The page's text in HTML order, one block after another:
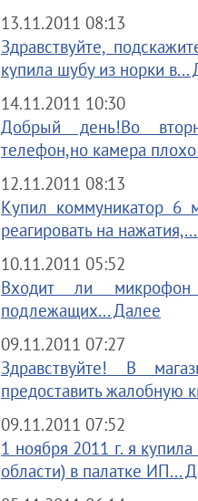
13.11.2011 08:13
Здравствуйте,
купила шубу из норки в...
14.11.2011 10:30
Добрый день!Во
телефон,но камера
12.11.2011 08:13
Купил коммуникатор 6
реагировать на
10.11.2011 05:52
Входит ли
подлежащих... Далее
09.11.2011 07:27
Здравствуйте! В
предоставить жалобную
09.11.2011 07:52
1 ноября 2011 г. я
области) в палатке ИП...